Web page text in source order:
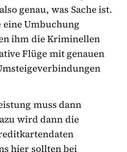
genau, was Sache ist.
Umbuchung
ihm die Kriminellen
Flüge mit genauen
muss dann
wird dann die
hier sollten bei